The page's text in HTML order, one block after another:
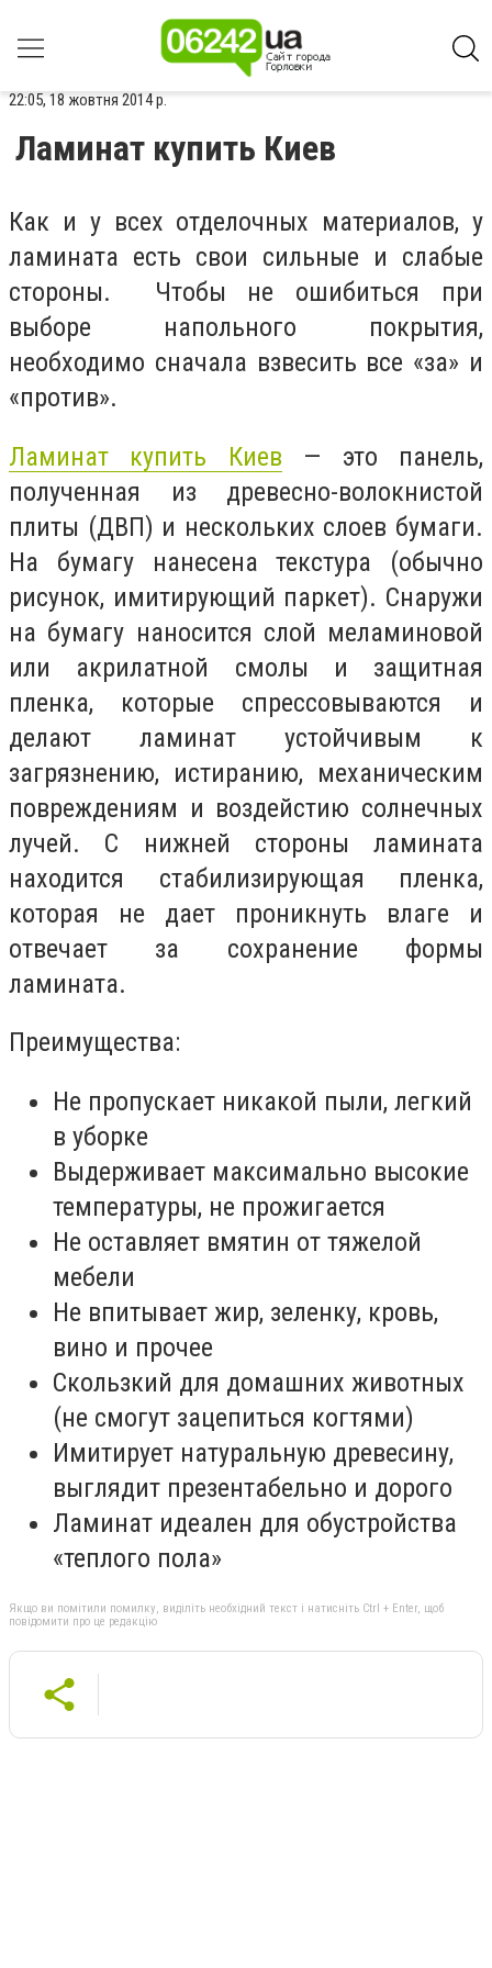
22:05, 18 жовтня 2014 р.
Ламинат купить Киев
Как и у всех отделочных материалов, у
ламината есть свои сильные и слабые
стороны. Чтобы не ошибиться при
выборе напольного покрытия,
необходимо сначала взвесить все «за» и
«против».
Ламинат купить Киев — это панель,
полученная из древесно-волокнистой
плиты (ДВП) и нескольких слоев бумаги.
На бумагу нанесена текстура (обычно
рисунок, имитирующий паркет). Снаружи
на бумагу наносится слой меламиновой
или акрилатной смолы и защитная
пленка, которые спрессовываются и
делают ламинат устойчивым к
загрязнению, истиранию, механическим
повреждениям и воздейстию солнечных
лучей. С нижней стороны ламината
находится стабилизирующая пленка,
которая не дает проникнуть влаге и
отвечает за сохранение формы
ламината.
Преимущества:
Не пропускает никакой пыли, легкий
в уборке
Выдерживает максимально высокие
температуры, не прожигается
Не оставляет вмятин от тяжелой
мебели
Не впитывает жир, зеленку, кровь,
вино и прочее
Скользкий для домашних животных
(не смогут зацепиться когтями)
Имитирует натуральную древесину,
выглядит презентабельно и дорого
Ламинат идеален для обустройства
«теплого пола»
Якщо ви помітили помилку, виділіть необхідний текст і натисніть Ctrl + Enter, щоб
повідомити про це редакцію